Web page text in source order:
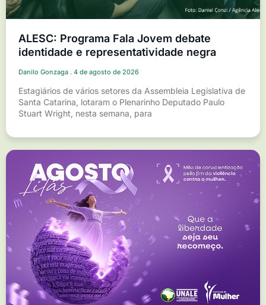
ALESC: Programa Fala Jovem debate
identidade e representatividade negra
Danilo Gonzaga 4 de agosto de 2026
Estagiários de vários setores da Assembleia Legislativa de
Santa Catarina, lotaram o Plenarinho Deputado Paulo
Stuart Wright, nesta semana, para